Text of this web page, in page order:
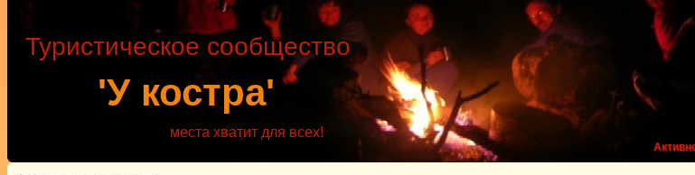
'У костра'
Туристическое сообщество
места хватит для всех!